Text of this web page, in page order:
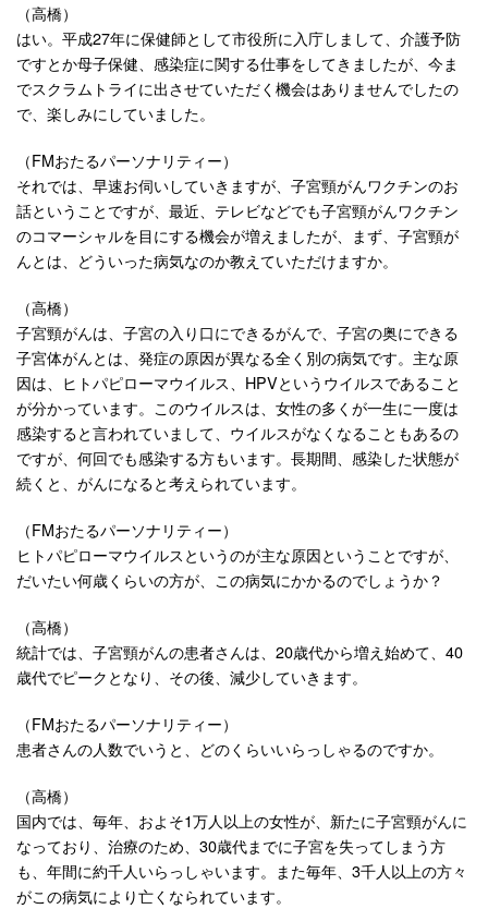
（高橋）
はい。平成27年に保健師として市役所に入庁しまして、介護予防
ですとか母子保健、感染症に関する仕事をしてきましたが、今ま
でスクラムトライに出させていただく機会はありませんでしたの
で、楽しみにしていました。
（FMおたるパーソナリティー）
それでは、早速お伺いしていきますが、子宮頸がんワクチンのお
話ということですが、最近、テレビなどでも子宮頸がんワクチン
のコマーシャルを目にする機会が増えましたが、まず、子宮頸が
んとは、どういった病気なのか教えていただけますか。
（高橋）
子宮頸がんは、子宮の入り口にできるがんで、子宮の奥にできる
子宮体がんとは、発症の原因が異なる全く別の病気です。主な原
因は、ヒトパピローマウイルス、HPVというウイルスであること
が分かっています。このウイルスは、女性の多くが一生に一度は
感染すると言われていまして、ウイルスがなくなることもあるの
ですが、何回でも感染する方もいます。長期間、感染した状態が
続くと、がんになると考えられています。
（FMおたるパーソナリティー）
ヒトパピローマウイルスというのが主な原因ということですが、
だいたい何歳くらいの方が、この病気にかかるのでしょうか？
（高橋）
統計では、子宮頸がんの患者さんは、20歳代から増え始めて、40
歳代でピークとなり、その後、減少していきます。
（FMおたるパーソナリティー）
患者さんの人数でいうと、どのくらいいらっしゃるのですか。
（高橋）
国内では、毎年、およそ1万人以上の女性が、新たに子宮頸がんに
なっており、治療のため、30歳代までに子宮を失ってしまう方
も、年間に約千人いらっしゃいます。また毎年、3千人以上の方々
がこの病気により亡くなられています。